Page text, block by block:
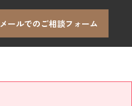
メールでのご相談フォーム